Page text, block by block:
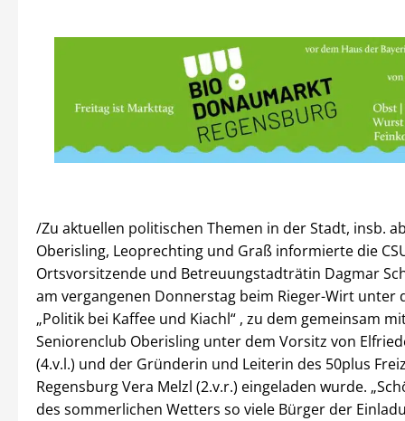
/Zu aktuellen politischen Themen in der Stadt, insb.
Oberisling, Leoprechting und Graß informierte die
Ortsvorsitzende und Betreuungstadträtin Dagmar
am vergangenen Donnerstag beim Rieger-Wirt unter
„Politik bei Kaffee und Kiachl“ , zu dem gemeinsam
Seniorenclub Oberisling unter dem Vorsitz von
(4.v.l.) und der Gründerin und Leiterin des 50plus
Regensburg Vera Melzl (2.v.r.) eingeladen wurde.
des sommerlichen Wetters so viele Bürger der